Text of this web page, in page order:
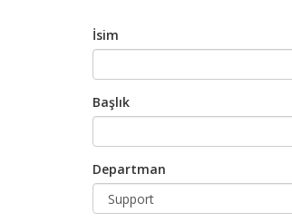
İsim
Başlık
Departman